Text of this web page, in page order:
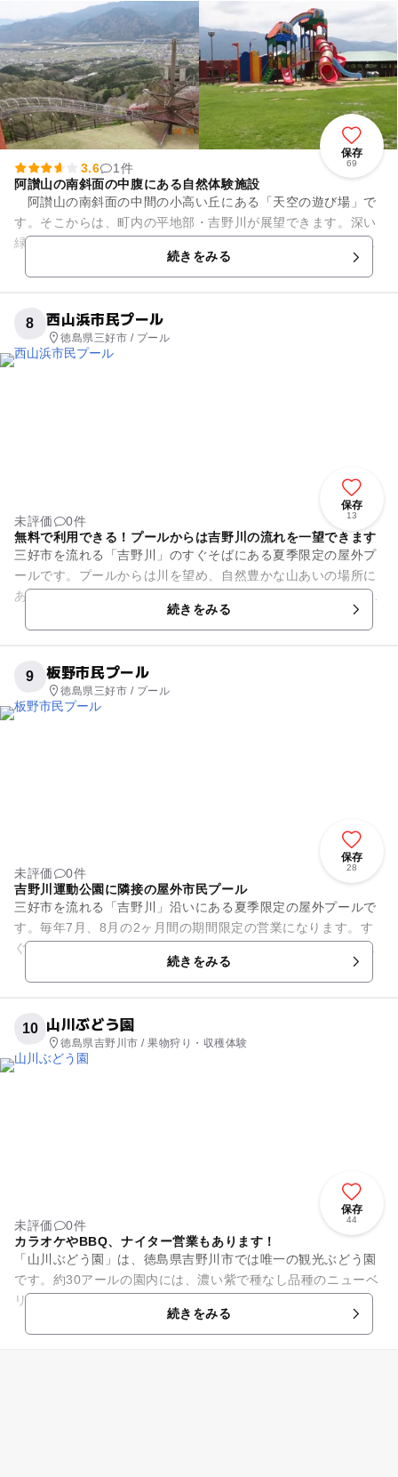
保存
69
3.6
1件
阿讃山の南斜面の中腹にある自然体験施設
阿讃山の南斜面の中間の小高い丘にある「天空の遊び場」で
す。そこからは、町内の平地部・吉野川が展望できます。深い
緑に包まれ、森の魅力と自然の香りがたくさん詰まっている
『健康とふれあいの森』には、...
続きをみる
8 西山浜市民プール
徳島県三好市 / プール
保存
13
未評価
0件
無料で利用できる！プールからは吉野川の流れを一望できます
三好市を流れる「吉野川」のすぐそばにある夏季限定の屋外プ
ールです。プールからは川を望め、自然豊かな山あいの場所に
あります。毎年7月中旬から8月の中旬までの期間限定で営業し
続きをみる
9 板野市民プール
徳島県三好市 / プール
保存
28
未評価
0件
吉野川運動公園に隣接の屋外市民プール
三好市を流れる「吉野川」沿いにある夏季限定の屋外プールで
す。毎年7月、8月の2ヶ月間の期間限定の営業になります。す
ぐそばには「吉野川運動公園」もあり、頭上を徳島自動車道の
道路がわたっています。自...続きをみる
10 山川ぶどう園
徳島県吉野川市 / 果物狩り・収穫体験
保存
44
未評価
0件
カラオケやBBQ、ナイター営業もあります！
「山川ぶどう園」は、徳島県吉野川市では唯一の観光ぶどう園
です。約30アールの園内には、濃い紫で種なし品種のニューベ
リーＡやマスカットなどが中心に栽培されており、8月中旬か
らぶどう狩りが楽しめます...続きをみる